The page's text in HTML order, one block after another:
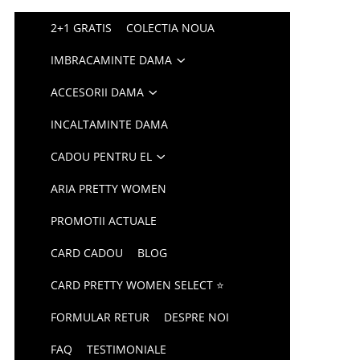
2+1 GRATIS COLECTIA NOUA
IMBRACAMINTE DAMA
ACCESORII DAMA
INCALTAMINTE DAMA
CADOU PENTRU EL
ARIA PRETTY WOMEN
PROMOTII ACTUALE
CARD CADOU BLOG
CARD PRETTY WOMEN SELECT ⭐
FORMULAR RETUR DESPRE NOI
FAQ TESTIMONIALE